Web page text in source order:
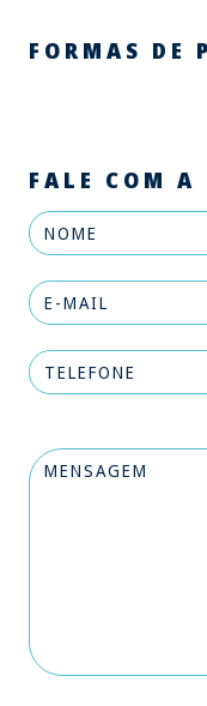
FORMAS DE
FALE COM A